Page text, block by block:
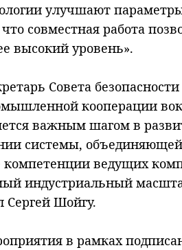
улучшают
совместная работа
высокий уровень».
Совета
кооперации
важным шагом в
системы,
ведущих
индустриальный
Сергей Шойгу.
в рамках